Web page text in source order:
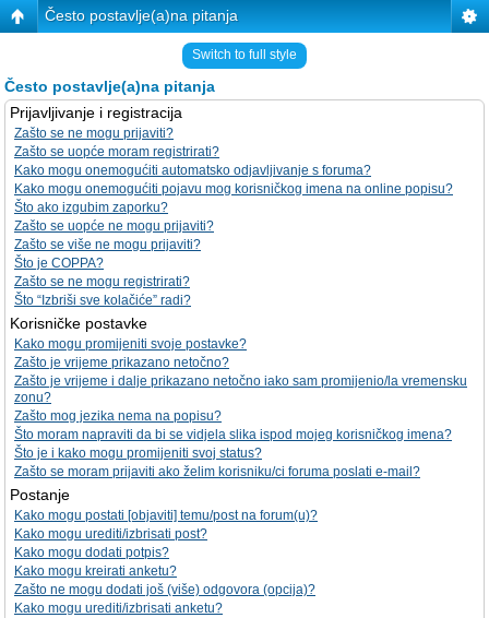
Često postavlje(a)na pitanja
Switch to full style
Često postavlje(a)na pitanja
Prijavljivanje i registracija
Zašto se ne mogu prijaviti?
Zašto se uopće moram registrirati?
Kako mogu onemogućiti automatsko odjavljivanje s foruma?
Kako mogu onemogućiti pojavu mog korisničkog imena na online popisu?
Što ako izgubim zaporku?
Zašto se uopće ne mogu prijaviti?
Zašto se više ne mogu prijaviti?
Što je COPPA?
Zašto se ne mogu registrirati?
Što “Izbriši sve kolačiće” radi?
Korisničke postavke
Kako mogu promijeniti svoje postavke?
Zašto je vrijeme prikazano netočno?
Zašto je vrijeme i dalje prikazano netočno iako sam promijenio/la vremensku
zonu?
Zašto mog jezika nema na popisu?
Što moram napraviti da bi se vidjela slika ispod mojeg korisničkog imena?
Što je i kako mogu promijeniti svoj status?
Zašto se moram prijaviti ako želim korisniku/ci foruma poslati e-mail?
Postanje
Kako mogu postati [objaviti] temu/post na forum(u)?
Kako mogu urediti/izbrisati post?
Kako mogu dodati potpis?
Kako mogu kreirati anketu?
Zašto ne mogu dodati još (više) odgovora (opcija)?
Kako mogu urediti/izbrisati anketu?